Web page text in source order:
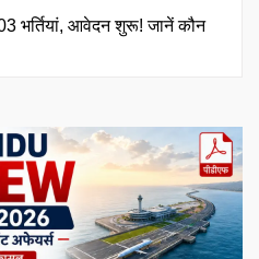
भर्तियां, आवेदन शुरू! जानें कौन